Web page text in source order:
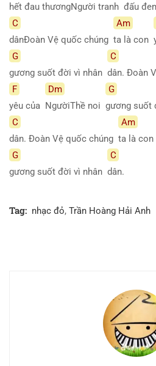
hết đau thươngNgười tranh đấu
C
dânĐoàn Vệ quốc chúng
Am
ta là con
G
gương suốt đời vì nhân
C
dân. Đoàn
F
yêu của
Dm
NgườiThề noi
G
gương suốt
C
dân. Đoàn Vệ quốc chúng
Am
ta là con
G
gương suốt đời vì nhân
C
dân.
Tag: nhạc đỏ, Trần Hoàng Hải Anh